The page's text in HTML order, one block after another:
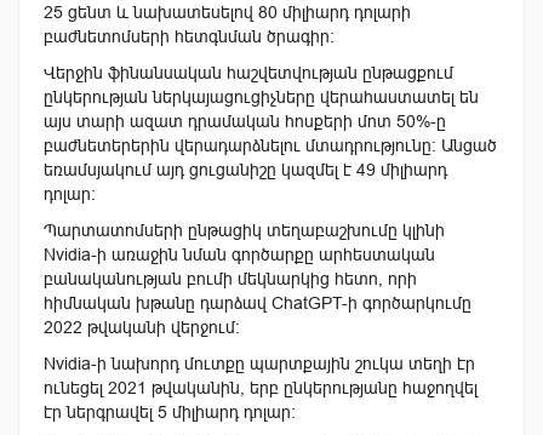
25 ցենտ և նախատեսելով 80 միլիարդ դոլարի
բաժնետոմսերի հետգնման ծրագիր։
Վերջին ֆինանսական հաշվետվության ընթացքում
ընկերության ներկայացուցիչները վերահաստատել են
այս տարի ազատ դրամական հոսքերի մոտ 50%-ը
բաժնետերերին վերադարձնելու մտադրությունը։ Անցած
եռամսյակում այդ ցուցանիշը կազմել է 49 միլիարդ
դոլար։
Պարտատոմսերի ընթացիկ տեղաբաշխումը կլինի
Nvidia-ի առաջին նման գործարքը արհեստական
բանականության բումի մեկնարկից հետո, որի
հիմնական խթանը դարձավ ChatGPT-ի գործարկումը
2022 թվականի վերջում։
Nvidia-ի նախորդ մուտքը պարտքային շուկա տեղի էր
ունեցել 2021 թվականին, երբ ընկերությանը հաջողվել
էր ներգրավել 5 միլիարդ դոլար։